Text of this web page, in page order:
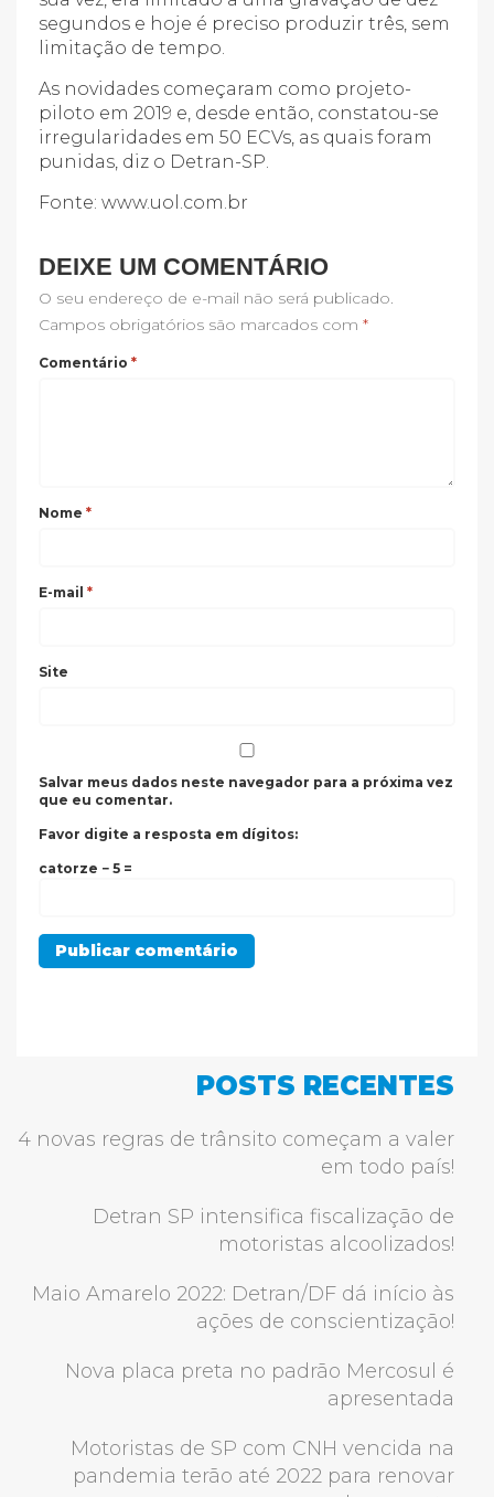
segundos e hoje é preciso produzir três, sem
limitação de tempo.
As novidades começaram como projeto-
piloto em 2019 e, desde então, constatou-se
irregularidades em 50 ECVs, as quais foram
punidas, diz o Detran-SP.
Fonte: www.uol.com.br
DEIXE UM COMENTÁRIO
O seu endereço de e-mail não será publicado.
Campos obrigatórios são marcados com *
Comentário *
Nome *
E-mail *
Site
Salvar meus dados neste navegador para a próxima vez
que eu comentar.
Favor digite a resposta em dígitos:
catorze − 5 =
POSTS RECENTES
4 novas regras de trânsito começam a valer
em todo país!
Detran SP intensifica fiscalização de
motoristas alcoolizados!
Maio Amarelo 2022: Detran/DF dá início às
ações de conscientização!
Nova placa preta no padrão Mercosul é
apresentada
Motoristas de SP com CNH vencida na
pandemia terão até 2022 para renovar